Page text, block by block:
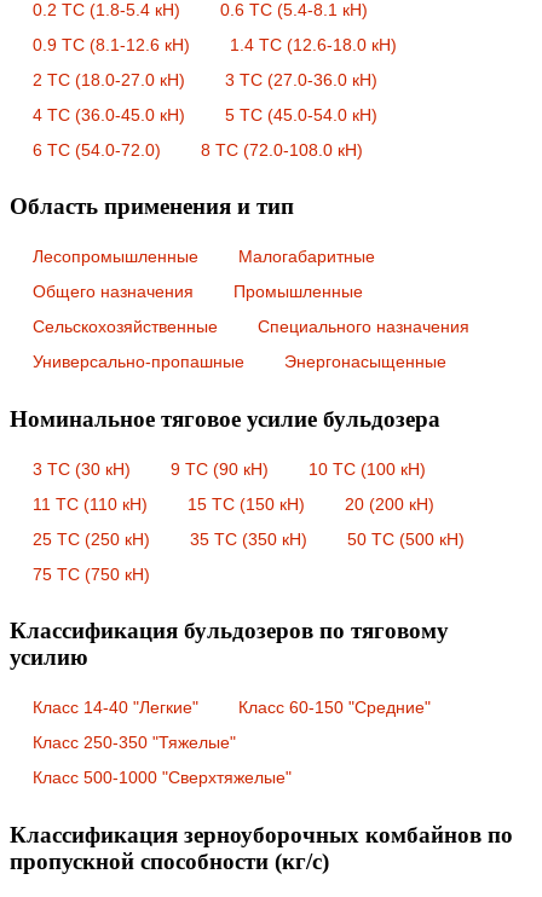
0.2 ТС (1.8-5.4 кН)
0.6 ТС (5.4-8.1 кН)
0.9 ТС (8.1-12.6 кН)
1.4 ТС (12.6-18.0 кН)
2 ТС (18.0-27.0 кН)
3 ТС (27.0-36.0 кН)
4 ТС (36.0-45.0 кН)
5 ТС (45.0-54.0 кН)
6 ТС (54.0-72.0)
8 ТС (72.0-108.0 кН)
Область применения и тип
Лесопромышленные
Малогабаритные
Общего назначения
Промышленные
Сельскохозяйственные
Специального назначения
Универсально-пропашные
Энергонасыщенные
Номинальное тяговое усилие бульдозера
3 ТС (30 кН) 9 ТС (90 кН)
10 ТС (100 кН)
11 ТС (110 кН)
15 ТС (150 кН)
20 (200 кН)
25 ТС (250 кН)
35 ТС (350 кН)
50 ТС (500 кН)
75 ТС (750 кН)
Классификация бульдозеров по тяговому
усилию
Класс 14-40 "Легкие"
Класс 60-150 "Средние"
Класс 250-350 "Тяжелые"
Класс 500-1000 "Сверхтяжелые"
Классификация зерноуборочных комбайнов по
пропускной способности (кг/с)